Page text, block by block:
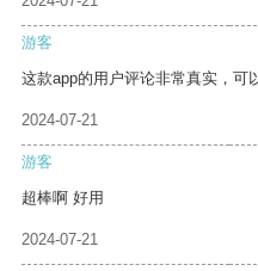
游客
这款app的用户评论非常真实，可
2024-07-21
游客
超棒啊 好用
2024-07-21